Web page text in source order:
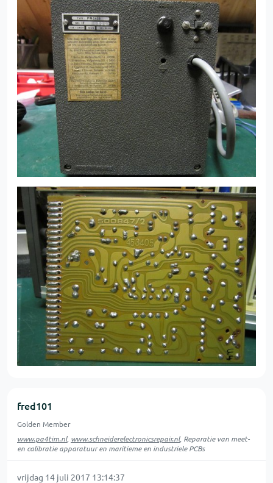
fred101
Golden Member
www.pa4tim.nl, www.schneiderelectronicsrepair.nl, Reparatie van meet-
en calibratie apparatuur en maritieme en industriele PCBs
vrijdag 14 juli 2017 13:14:37